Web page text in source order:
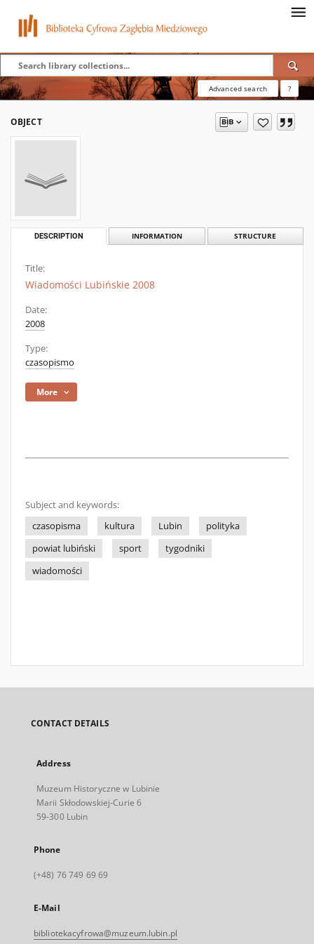
Advanced search ?
OBJECT
DESCRIPTION INFORMATION STRUCTURE
Title:
Wiadomości Lubińskie 2008
Date:
2008
Type:
czasopismo
More
Subject and keywords:
czasopisma
kultura Lubin
polityka
powiat lubiński
sport
tygodniki
wiadomości
CONTACT DETAILS
Address
Muzeum Historyczne w Lubinie
Marii Skłodowskiej-Curie 6
59-300 Lubin
Phone
(+48) 76 749 69 69
E-Mail
bibliotekacyfrowa@muzeum.lubin.pl